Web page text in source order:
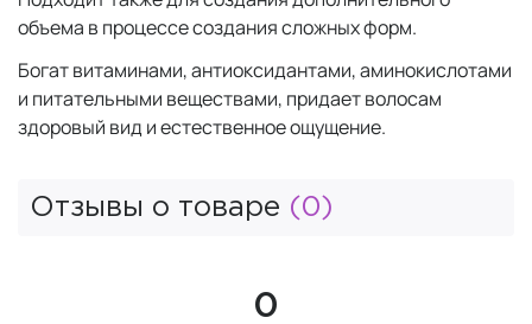
объема в процессе создания сложных форм.
Богат витаминами, антиоксидантами, аминокислотами
и питательными веществами, придает волосам
здоровый вид и естественное ощущение.
Отзывы о товаре (0)
0